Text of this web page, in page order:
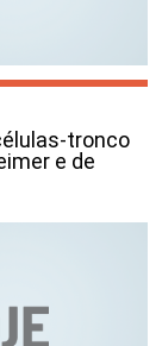
tronco
e de